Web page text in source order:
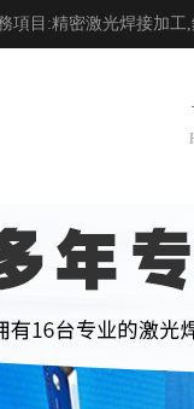
項目:精密激光焊接加